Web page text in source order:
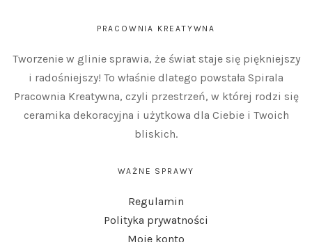
PRACOWNIA KREATYWNA
Tworzenie w glinie sprawia, że świat staje się piękniejszy
i radośniejszy! To właśnie dlatego powstała Spirala
Pracownia Kreatywna, czyli przestrzeń, w której rodzi się
ceramika dekoracyjna i użytkowa dla Ciebie i Twoich
bliskich.
WAŻNE SPRAWY
Regulamin
Polityka prywatności
Moje konto